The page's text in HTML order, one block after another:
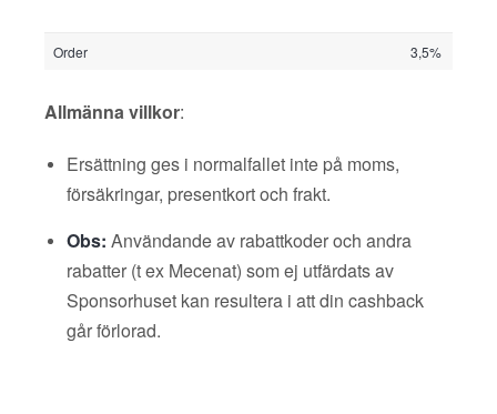
Order 3,5%
Allmänna villkor:
Ersättning ges i normalfallet inte på moms,
försäkringar, presentkort och frakt.
Obs: Användande av rabattkoder och andra
rabatter (t ex Mecenat) som ej utfärdats av
Sponsorhuset kan resultera i att din cashback
går förlorad.